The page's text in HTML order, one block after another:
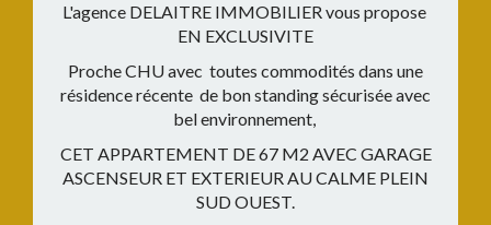
L'agence DELAITRE IMMOBILIER vous propose
EN EXCLUSIVITE
Proche CHU avec toutes commodités dans une
résidence récente de bon standing sécurisée avec
bel environnement,
CET APPARTEMENT DE 67 M2 AVEC GARAGE
ASCENSEUR ET EXTERIEUR AU CALME PLEIN
SUD OUEST.